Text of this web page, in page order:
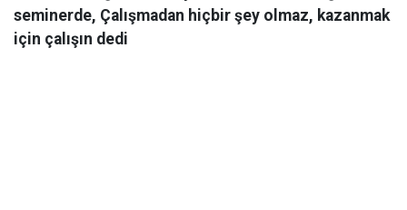
seminerde, Çalışmadan hiçbir şey olmaz, kazanmak
için çalışın dedi